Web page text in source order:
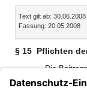
Inhalt
Text gilt ab: 30.06.2008
Fassung: 20.05.2008
§ 15 Pflichten
Die
Gemeinde